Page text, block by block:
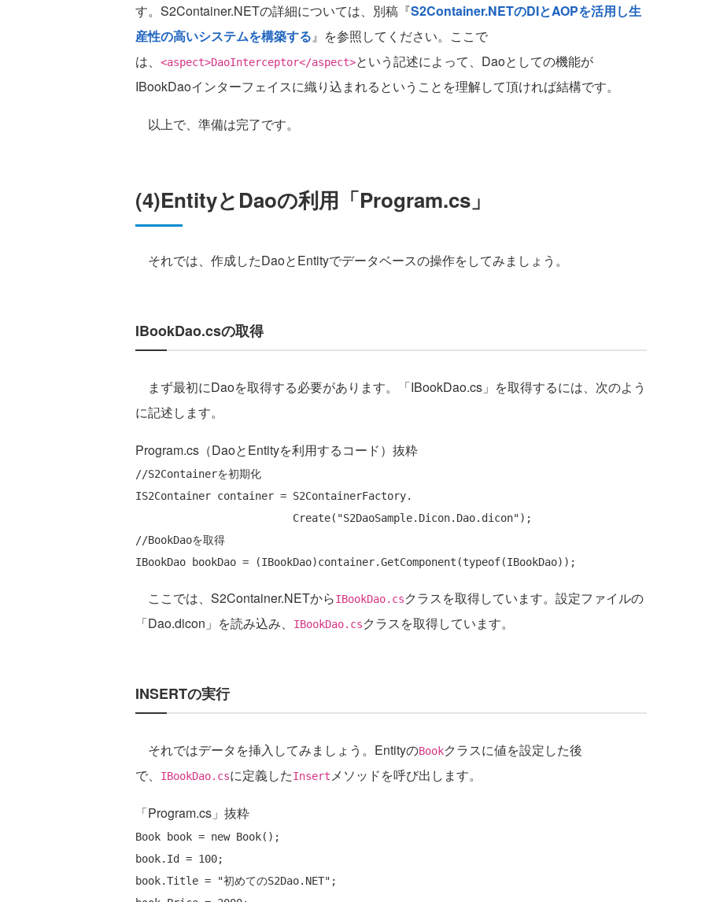
す。S2Container.NETの詳細については、別稿『S2Container.NETのDIとAOPを活用し生
産性の高いシステムを構築する 』を参照してください。ここで
は、
<aspect>DaoInterceptor</aspect>という記述によって、Daoとしての機能が
IBookDaoインターフェイスに織り込まれるということを理解して頂ければ結構です。
以上で、準備は完了です。
(4)EntityとDaoの利用「Program.cs」
それでは、作成したDaoとEntityでデータベースの操作をしてみましょう。
IBookDao.csの取得
まず最初にDaoを取得する必要があります。「IBookDao.cs」を取得するには、次のよう
に記述します。
Program.cs（DaoとEntityを利用するコード）抜粋
//S2Containerを初期化
IS2Container container = S2ContainerFactory.
                         Create(
"S2DaoSample.Dicon.Dao.dicon"
//BookDaoを取得
IBookDao bookDao = (IBookDao)container.GetComponent(typeof
ここでは、S2Container.NETからIBookDao.csクラスを取得しています。設定ファイルの
「Dao.dicon」を読み込み、
IBookDao.csクラスを取得しています。
INSERTの実行
それではデータを挿入してみましょう。EntityのBookクラスに値を設定した後
で、
IBookDao.csに定義したInsert メソッドを呼び出します。
「Program.cs」抜粋
Book book = new Book();
book.Id = 100;
book.Title =
"初めてのS2Dao.NET" ;